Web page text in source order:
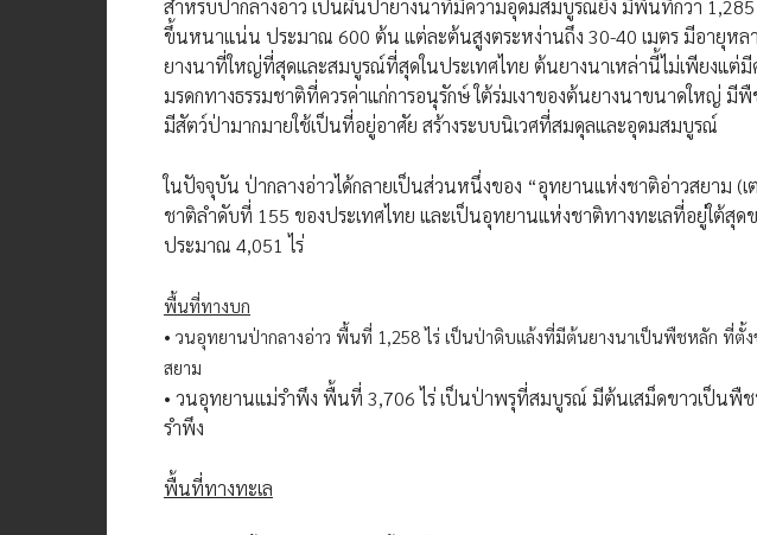
สำหรับป่ากลางอ่าว เป็นผืนป่ายางนาที่มีความอุดมสมบูรณ์ยิ่ง มีพื้นที่กว่า
ขึ้นหนาแน่น ประมาณ 600 ต้น แต่ละต้นสูงตระหง่านถึง 30-40 เมตร มีอายุหล
ยางนาที่ใหญ่ที่สุดและสมบูรณ์ที่สุดในประเทศไทย ต้นยางนาเหล่านี้ไม่เพียงแต่
มรดกทางธรรมชาติที่ควรค่าแก่การอนุรักษ์ ใต้ร่มเงาของต้นยางนาขนาดใหญ่ มี
มีสัตว์ป่ามากมายใช้เป็นที่อยู่อาศัย สร้างระบบนิเวศที่สมดุลและอุดมสมบูรณ์
ในปัจจุบัน ป่ากลางอ่าวได้กลายเป็นส่วนหนึ่งของ “อุทยานแห่งชาติอ่าวสยาม (
ชาติลำดับที่ 155 ของประเทศไทย และเป็นอุทยานแห่งชาติทางทะเลที่อยู่ใต้สุ
ประมาณ 4,051 ไร่
พื้นที่ทางบก
• วนอุทยานป่ากลางอ่าว พื้นที่ 1,258 ไร่ เป็นป่าดิบแล้งที่มีต้นยางนาเป็นพืชหลัก ที่ตั้
สยาม
• วนอุทยานแม่รำพึง พื้นที่ 3,706 ไร่ เป็นป่าพรุที่สมบูรณ์ มีต้นเสม็ดขาวเป็นพื
รำพึง
พื้นที่ทางทะเล